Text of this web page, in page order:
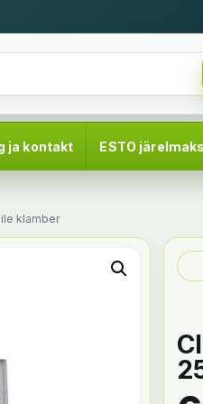
ja kontakt ESTO järelmaks
klamber